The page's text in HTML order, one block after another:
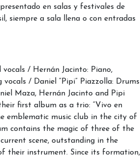
en salas y festivales de
siempre a sala llena o con entradas
vocals / Hernán Jacinto: Piano,
vocals / Daniel “Pipi” Piazzolla: Drums
Maza, Hernán Jacinto and Pipi
first album as a trio: “Vivo en
emblematic music club in the city of
contains the magic of three of the
scene, outstanding in the
their instrument. Since its formation,